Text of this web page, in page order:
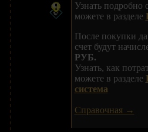
Узнать подробно
можете в разделе
После покупки
счет будут
РУБ.
Узнать, как
можете в разделе
система
Справочная →